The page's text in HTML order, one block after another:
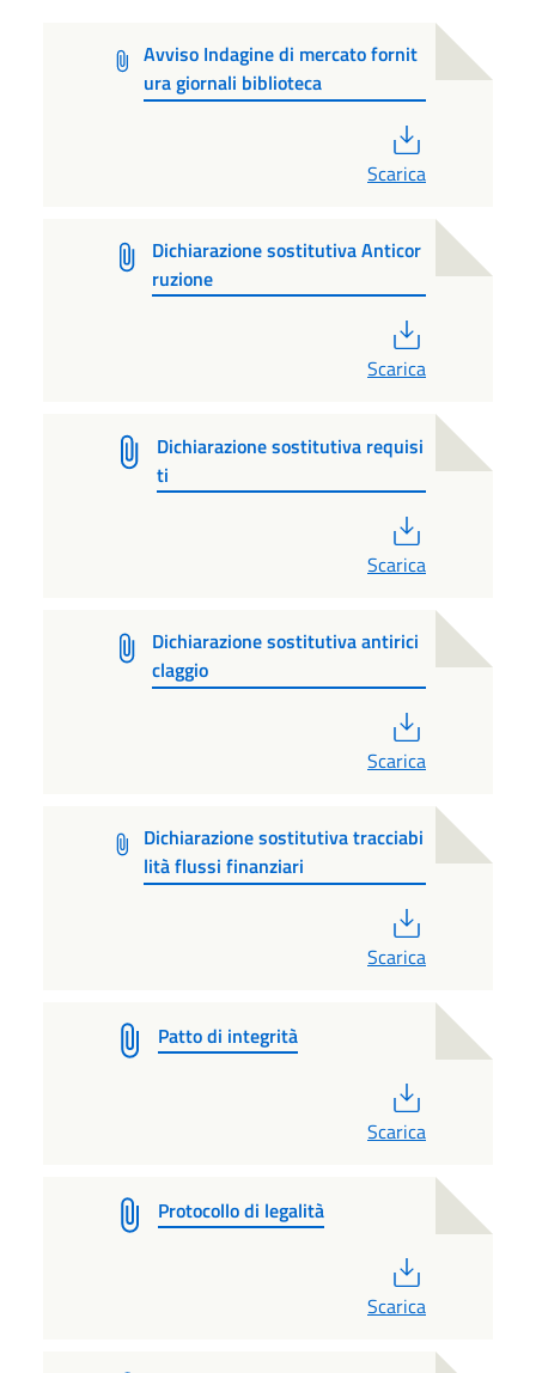
Avviso Indagine di mercato fornit
ura giornali biblioteca
Scarica
Dichiarazione sostitutiva Anticor
ruzione
Scarica
Dichiarazione sostitutiva requisi
ti
Scarica
Dichiarazione sostitutiva antirici
claggio
Scarica
Dichiarazione sostitutiva tracciabi
lità flussi finanziari
Scarica
Patto di integrità
Scarica
Protocollo di legalità
Scarica